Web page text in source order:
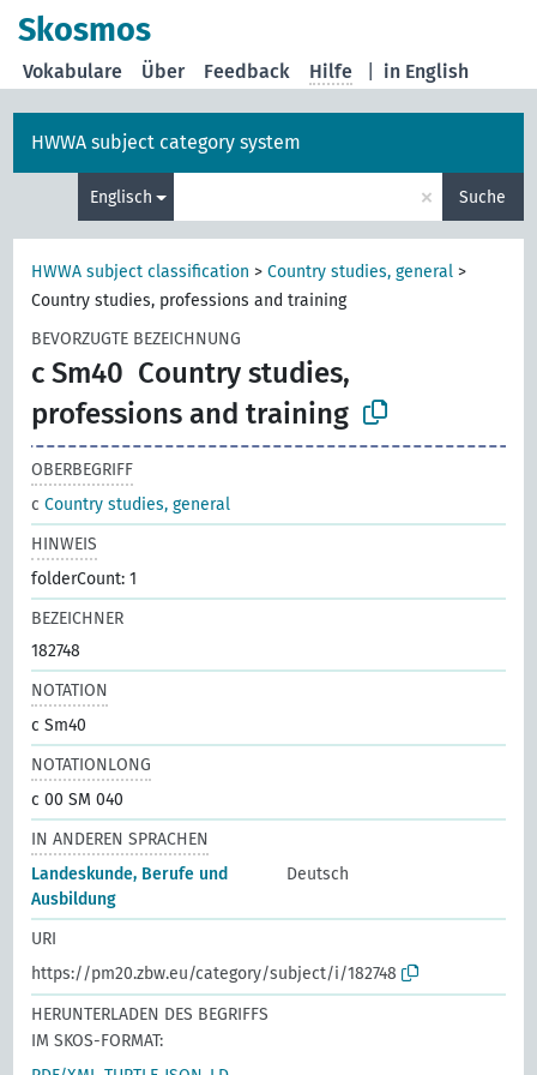
Skosmos
in English
Vokabulare Über Feedback Hilfe
HWWA subject category system
Englisch × Suche
HWWA subject classification >Country studies, general >
Country studies, professions and training
BEVORZUGTE BEZEICHNUNG
c Sm40 Country studies,
professions and training
OBERBEGRIFF
cCountry studies, general
HINWEIS
folderCount: 1
BEZEICHNER
182748
NOTATION
c Sm40
NOTATIONLONG
c 00 SM 040
IN ANDEREN SPRACHEN
Landeskunde, Berufe und
Ausbildung
Deutsch
URI
https://pm20.zbw.eu/category/subject/i/182748
HERUNTERLADEN DES BEGRIFFS
IM SKOS-FORMAT: